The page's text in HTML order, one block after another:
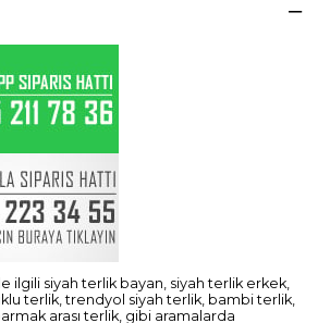
ilgili siyah terlik bayan, siyah terlik erkek,
terlik, trendyol siyah terlik, bambi terlik,
arası terlik, gibi aramalarda